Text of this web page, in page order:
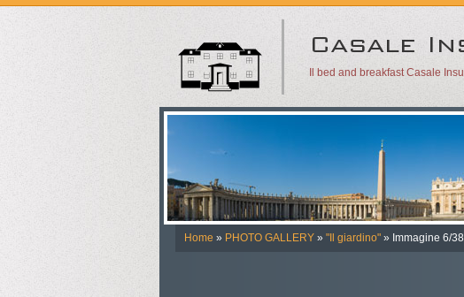
Il bed and breakfast Casale
Home » PHOTO GALLERY » "Il giardino" » Immagine 6/38